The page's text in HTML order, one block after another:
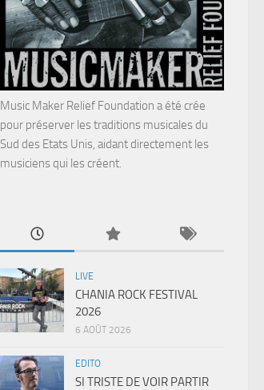
Music Maker Relief Foundation a été crée
pour préserver les traditions musicales du
Sud des Etats Unis, aidant directement les
musiciens qui les créent.
LIVE
CHANIA ROCK FESTIVAL
2026
6 AOÛT 2026
EDITO
SI TRISTE DE VOIR PARTIR